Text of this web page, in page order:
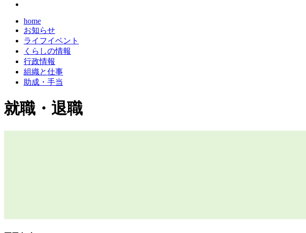
home
お知らせ
ライフイベント
くらしの情報
行政情報
組織と仕事
助成・手当
就職・退職